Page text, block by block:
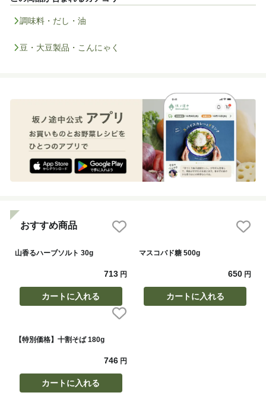
調味料・だし・油
豆・大豆製品・こんにゃく
おすすめ商品
山香るハーブソルト 30g
713円
カートに入れる
マスコバド糖 500g
650 円
カートに入れる
【特別価格】十割そば 180g
746円
カートに入れる